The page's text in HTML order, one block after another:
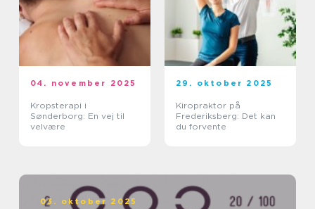
04. november 2025
Kropsterapi i
Sønderborg: En vej til
velvære
29. oktober 2025
Kiropraktor på
Frederiksberg: Det kan
du forvente
03. oktober 2025